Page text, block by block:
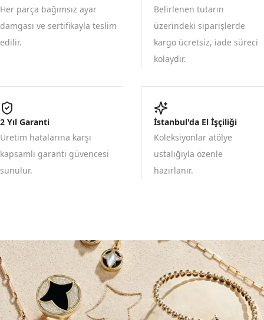
Her parça bağımsız ayar
damgası ve sertifikayla teslim
edilir.
Belirlenen tutarın
üzerindeki siparişlerde
kargo ücretsiz, iade süreci
kolaydır.
2 Yıl Garanti
Üretim hatalarına karşı
kapsamlı garanti güvencesi
sunulur.
İstanbul'da El İşçiliği
Koleksiyonlar atölye
ustalığıyla özenle
hazırlanır.